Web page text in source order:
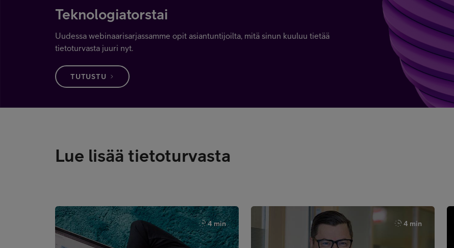
Teknologiatorstai
Uudessa webinaarisarjassamme opit asiantuntijoilta, mitä sinun kuuluu tietää
tietoturvasta juuri nyt.
TUTUSTU
Lue lisää tietoturvasta
4 min 4 min